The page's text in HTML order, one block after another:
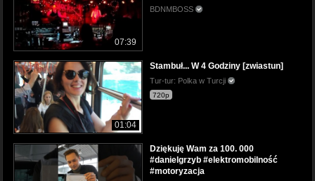
07:39
BDNMBOSS
01:04
Stambuł... W 4 Godziny [zwiastun]
Tur-tur: Polka w Turcji
720p
Dziękuję Wam za 100. 000
#danielgrzyb #elektromobilność
#motoryzacja